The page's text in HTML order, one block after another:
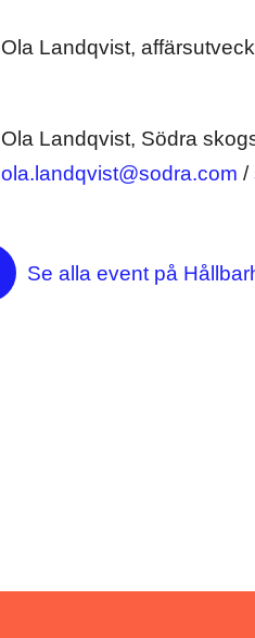
Ola Landqvist,
Ola Landqvist, Södra
ola.landqvist@sodra.com /
Se alla event på